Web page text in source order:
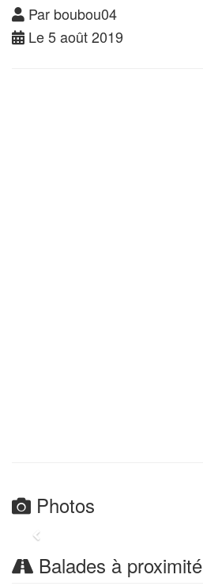
Par boubou04
Le 5 août 2019
Photos
Balades à proximité